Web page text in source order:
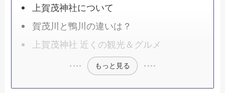
上賀茂神社について
賀茂川と鴨川の違いは？
上賀茂神社 近くの観光＆グルメ
もっと見る